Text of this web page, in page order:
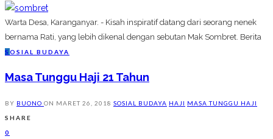
Warta Desa, Karanganyar. - Kisah inspiratif datang dari seorang nenek
bernama Rati, yang lebih dikenal dengan sebutan Mak Sombret. Berita
S OSIAL BUDAYA
Masa Tunggu Haji 21 Tahun
BY BUONO ON MARET 26, 2018 SOSIAL BUDAYA HAJI MASA TUNGGU HAJI
SHARE
0